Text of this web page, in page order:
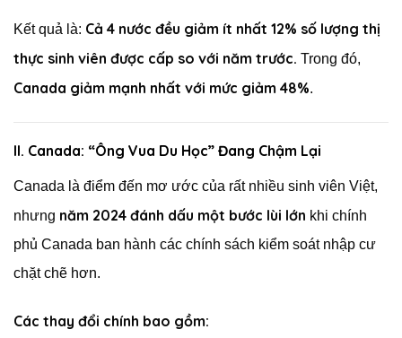
Kết quả là: Cả 4 nước đều giảm ít nhất 12% số lượng thị
thực sinh viên được cấp so với năm trước. Trong đó,
Canada giảm mạnh nhất với mức giảm 48%.
II. Canada: “Ông Vua Du Học” Đang Chậm Lại
Canada là điểm đến mơ ước của rất nhiều sinh viên Việt,
nhưng năm 2024 đánh dấu một bước lùi lớn khi chính
phủ Canada ban hành các chính sách kiểm soát nhập cư
chặt chẽ hơn.
Các thay đổi chính bao gồm: